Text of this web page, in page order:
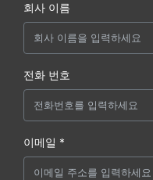
회사 이름
전화 번호
이메일 *